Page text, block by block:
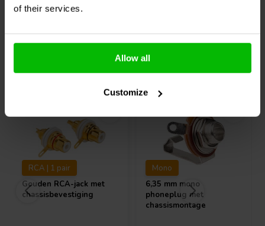
of their services.
Allow all
Customize
RCA | 1 pair
Gouden RCA-jack met
chassisbevestiging
Mono
6,35 mm mono
phoneplug met
chassismontage